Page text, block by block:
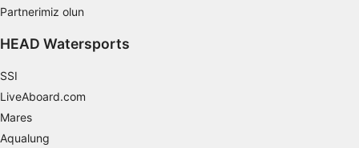
Partnerimiz olun
HEAD Watersports
SSI
LiveAboard.com
Mares
Aqualung
IAB dışı işleme amaçları:
Fonksiyonel